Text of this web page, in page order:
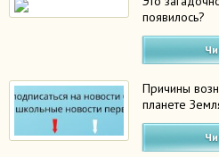
появилось?
Причины
планете